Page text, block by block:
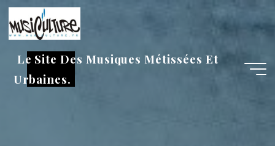
Aller
au
contenu
Le Site Des Musiques Métissées Et
Urbaines.